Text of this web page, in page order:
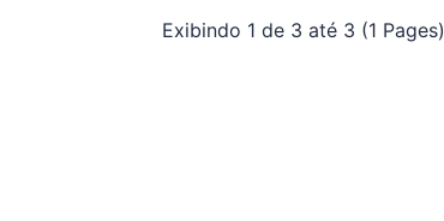
Exibindo 1 de 3 até 3 (1 Pages)